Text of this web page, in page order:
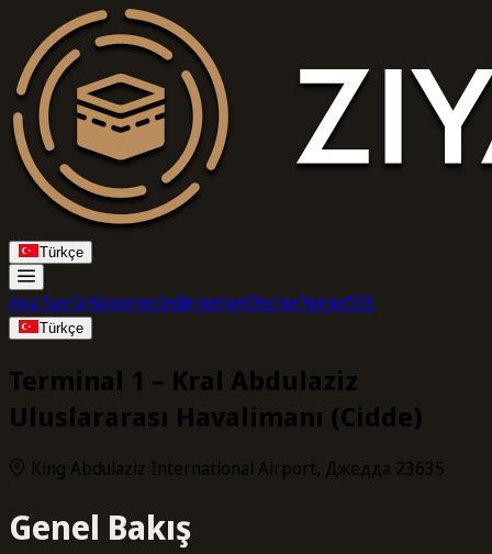
Türkçe
Ana SayfaHaberlerİndirilenlerOtellerYerlerSSS
Türkçe
Terminal 1 – Kral Abdulaziz
Uluslararası Havalimanı (Cidde)
King Abdulaziz International Airport, Джедда 23635
Genel Bakış